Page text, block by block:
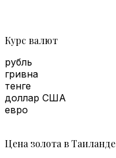
Курс валют
рубль
гривна
тенге
доллар США
евро
Цена золота в Таиланде